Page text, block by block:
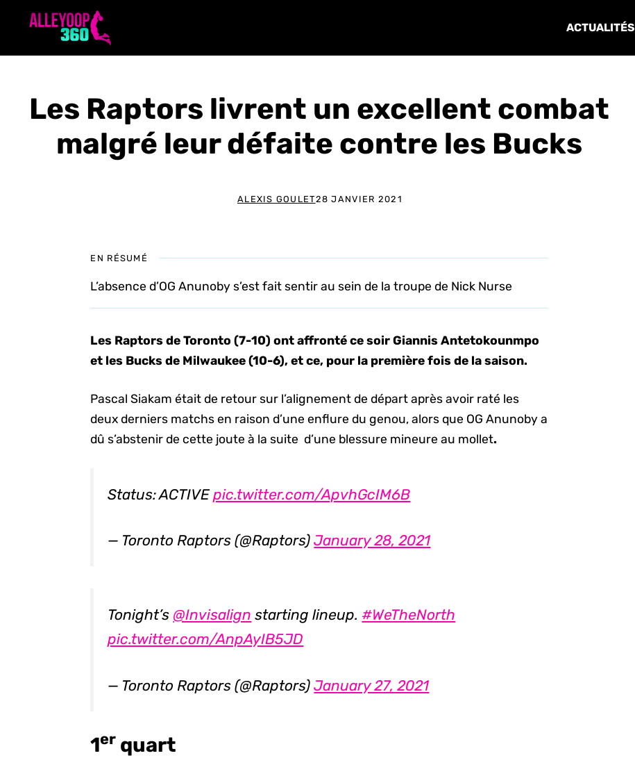
ACTUALITÉS
Les Raptors livrent un excellent combat
malgré leur défaite contre les Bucks
ALEXIS GOULET28 JANVIER 2021
EN RÉSUMÉ
L’absence d’OG Anunoby s’est fait sentir au sein de la troupe de Nick Nurse
Les Raptors de Toronto (7-10) ont affronté ce soir Giannis Antetokounmpo
et les Bucks de Milwaukee (10-6), et ce, pour la première fois de la saison.
Pascal Siakam était de retour sur l’alignement de départ après avoir raté les
deux derniers matchs en raison d’une enflure du genou, alors que OG Anunoby a
dû s’abstenir de cette joute à la suite d’une blessure mineure au mollet.
Status: ACTIVEpic.twitter.com/ApvhGcIM6B
— Toronto Raptors (@Raptors)January 28, 2021
Tonight’s @Invisalign starting lineup. #WeTheNorth
pic.twitter.com/AnpAyIB5JD
— Toronto Raptors (@Raptors)January 27, 2021
1er quart